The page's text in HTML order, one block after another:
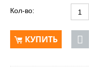
Кол-во:
КУПИТЬ